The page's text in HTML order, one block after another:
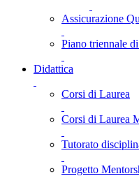
Assicurazione
Piano triennale
Didattica
Corsi di Laurea
Corsi di Laurea
Tutorato
Progetto